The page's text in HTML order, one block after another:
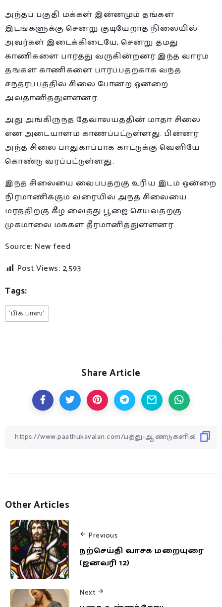
அந்தப் பகுதி மக்கள் இன்னமும் தங்கள்
இடங்களுக்கு சென்று குடியேறாத நிலையில்
அவர்கள் இடைக்கிடையே, சென்று தமது
காணிகளை பார்த்து வருகின்றனர்.இந்த வாரம்
தங்கள் காணிகளை பார்ப்பதற்காக வந்த
சந்தர்ப்பத்தில் சிலை போன்ற ஒன்றை
அவதானித்துள்ளனர்.
அது அங்கிருந்த தேவாலயத்தின் மாதா சிலை
என அடையாளம் காணப்பட்டுள்ளது. பின்னர்
அந்த சிலை பாதுகாப்பாக காட்டுக்கு வெளியே
கொண்டு வரப்பட்டுள்ளது.
இந்த சிலையை வைப்பதற்கு உரிய இடம் ஒன்றை
நிர்மாணிக்கும் வரையில் அந்த சிலையை
மரத்திற்கு கீழ் வைத்து பூஜை செய்வதற்கு
முகமாலை மக்கள் தீர்மானித்துள்ளனர்.
Source: New feed
Post Views: 2,593
Tags:
‘பிக் பாஸ்’
Share Article
Other Articles
Previous
நற்செய்தி வாசக மறையுரை
(ஜனவரி 12)
Next